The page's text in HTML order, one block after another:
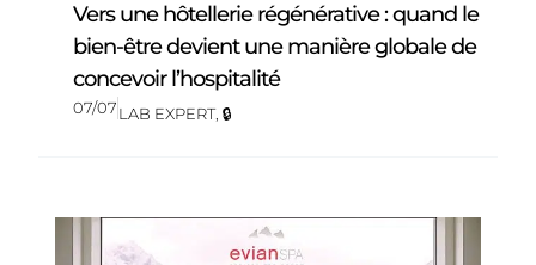
Vers une hôtellerie régénérative : quand le
bien-être devient une manière globale de
concevoir l’hospitalité
07/07LAB EXPERT, 🔒